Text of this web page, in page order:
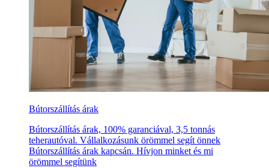
Bútorszállítás árak
Bútorszállítás árak, 100% garanciával, 3,5 tonnás
teherautóval. Vállalkozásunk örömmel segít önnek
Bútorszállítás árak kapcsán. Hívjon minket és mi
örömmel segítünk